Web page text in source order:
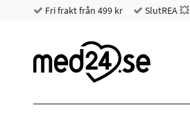
Fri frakt från 499 kr SlutREA 💥